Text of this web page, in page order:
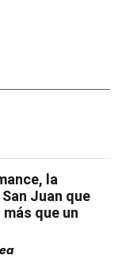
la
Juan que
que un